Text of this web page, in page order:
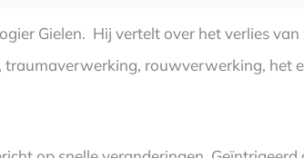
Gielen. Hij vertelt over het verlies
rouwverwerking, het